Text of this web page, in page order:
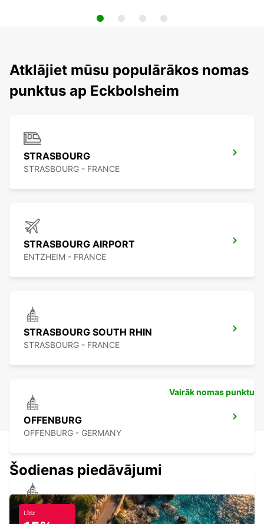
Atklājiet mūsu populārākos nomas
punktus ap Eckbolsheim
STRASBOURG
STRASBOURG - FRANCE
STRASBOURG AIRPORT
ENTZHEIM - FRANCE
STRASBOURG SOUTH RHIN
STRASBOURG - FRANCE
OFFENBURG
OFFENBURG - GERMANY
HAGUENAU
HAGUENAU - FRANCE
Vairāk nomas punktu
Šodienas piedāvājumi
Līdz